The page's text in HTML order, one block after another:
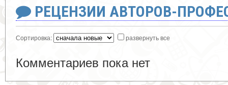
РЕЦЕНЗИИ АВТОРОВ-
Сортировка: развернуть все
Комментариев пока нет